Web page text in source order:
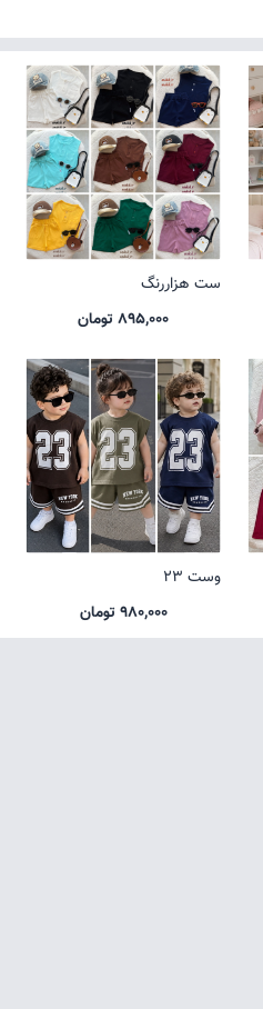
ست هزاررنگ
895,000 تومان
وست 23
980,000 تومان